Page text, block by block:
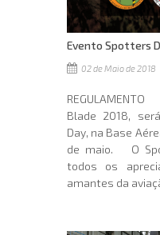
Evento Spotters
02 de Maio de 2018
Blade 2018,
Day, na Base
de maio. O
todos os
amantes da